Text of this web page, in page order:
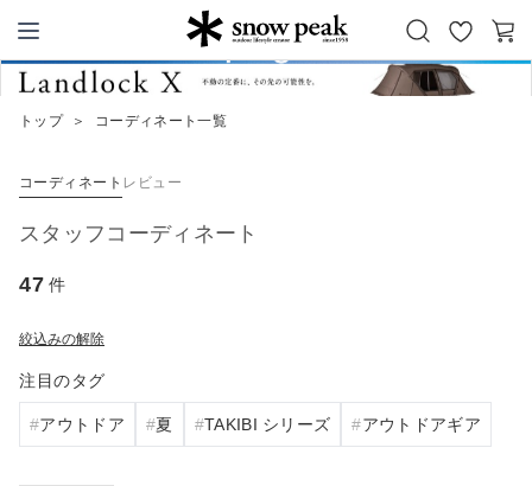
Snow Peak
お
気
カ
トップ ＞ コーディネート一覧
コーディネート レビュー
スタッフコーディネート
47 件
絞込みの解除
注目のタグ
アウトドア 夏 TAKIBI シリーズ アウトドアギア